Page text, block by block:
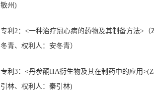
敏州 )
专利 2： <一种治疗冠心病的药物及其制备方法>（
冬青、 权利人 ： 安冬青）
专利 3： <丹参酮IIA衍生物及其在制药中的应用
引林、 权利人 ：秦引林)